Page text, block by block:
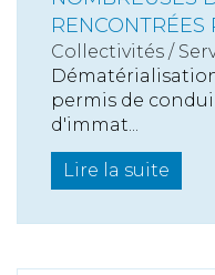
RENCONTRÉES
Collectivités /
permis de
d'immat...
Lire la suite